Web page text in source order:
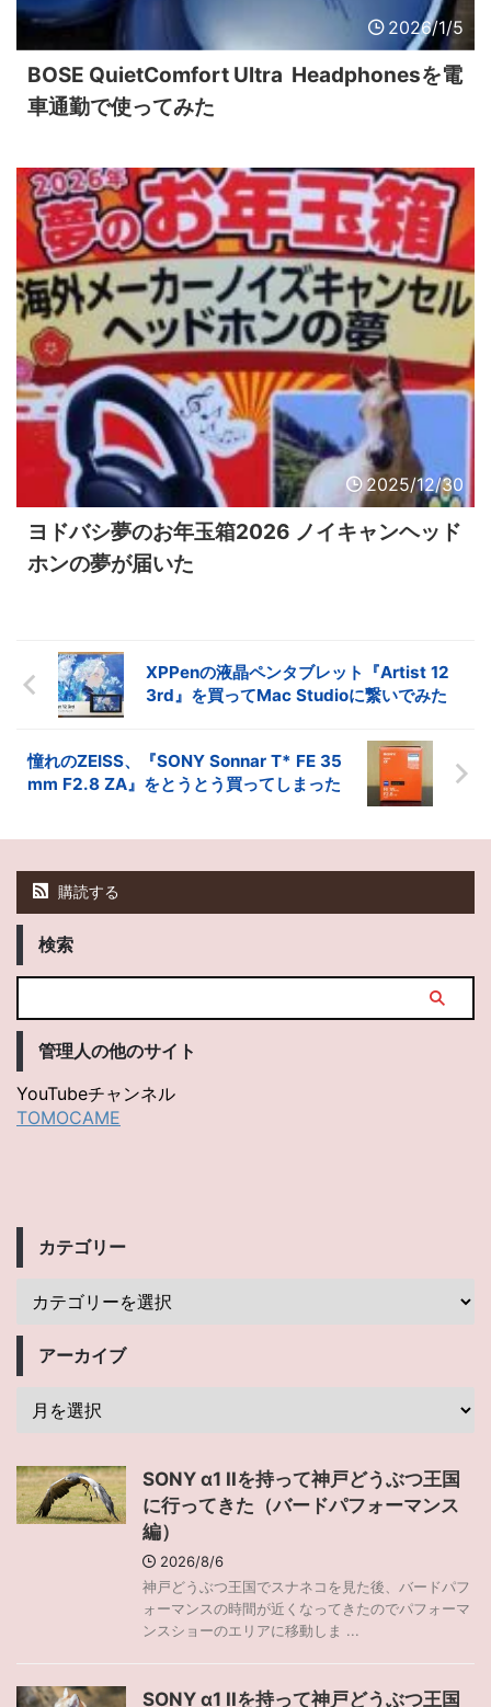
2026/1/5
BOSE QuietComfort Ultra Headphonesを電
車通勤で使ってみた
2025/12/30
ヨドバシ夢のお年玉箱2026 ノイキャンヘッド
ホンの夢が届いた
XPPenの液晶ペンタブレット『Artist 12
3rd』を買ってMac Studioに繋いでみた
憧れのZEISS、『SONY Sonnar T* FE 35
mm F2.8 ZA』をとうとう買ってしまった
購読する
検索
管理人の他のサイト
YouTubeチャンネル
TOMOCAME
カテゴリー
アーカイブ
SONY α1 IIを持って神戸どうぶつ王国
に行ってきた（バードパフォーマンス
編）
2026/8/6
神戸どうぶつ王国でスナネコを見た後、バードパフ
ォーマンスの時間が近くなってきたのでパフォーマ
ンスショーのエリアに移動しま ...
SONY α1 IIを持って神戸どうぶつ王国